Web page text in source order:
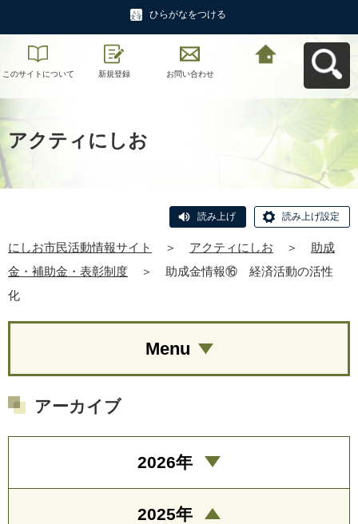
ひらがなをつける
このサイトについて 新規登録 お問い合わせ
アクティにしお
読み上げ 読み上げ設定
にしお市民活動情報サイト ＞ アクティにしお ＞
助成
金・補助金・表彰制度
＞
助成金情報⑯ 経済活動の活性
化
Menu
アーカイブ
2026年
2025年